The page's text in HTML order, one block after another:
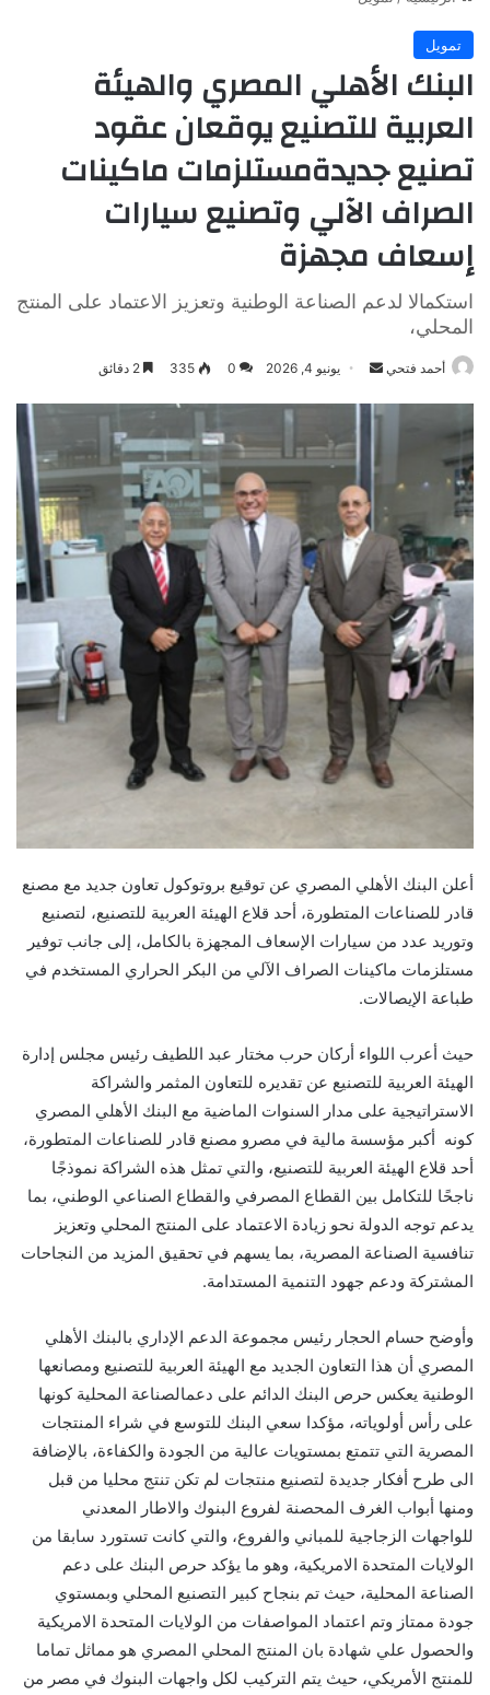
تمويل
البنك الأهلي المصري والهيئة
العربية للتصنيع يوقعان عقود
تصنيع جديدةمستلزمات ماكينات
الصراف الآلي وتصنيع سيارات
إسعاف مجهزة
استكمالا لدعم الصناعة الوطنية وتعزيز الاعتماد على المنتج
المحلي،
أحمد فتحي
أرسل يونيو 4, 2026 0
335
أعلن البنك الأهلي المصري عن توقيع بروتوكول تعاون جديد مع مصنع
قادر للصناعات المتطورة، أحد قلاع الهيئة العربية للتصنيع، لتصنيع
وتوريد عدد من سيارات الإسعاف المجهزة بالكامل، إلى جانب توفير
مستلزمات ماكينات الصراف الآلي من البكر الحراري المستخدم في
طباعة الإيصالات.
حيث أعرب اللواء أركان حرب مختار عبد اللطيف رئيس مجلس إدارة
الهيئة العربية للتصنيع عن تقديره للتعاون المثمر والشراكة
الاستراتيجية على مدار السنوات الماضية مع البنك الأهلي المصري
كونه أكبر مؤسسة مالية في مصرو مصنع قادر للصناعات المتطورة،
أحد قلاع الهيئة العربية للتصنيع، والتي تمثل هذه الشراكة نموذجًا
ناجحًا للتكامل بين القطاع المصرفي والقطاع الصناعي الوطني، بما
يدعم توجه الدولة نحو زيادة الاعتماد على المنتج المحلي وتعزيز
تنافسية الصناعة المصرية، بما يسهم في تحقيق المزيد من النجاحات
المشتركة ودعم جهود التنمية المستدامة.
وأوضح حسام الحجار رئيس مجموعة الدعم الإداري بالبنك الأهلي
المصري أن هذا التعاون الجديد مع الهيئة العربية للتصنيع ومصانعها
الوطنية يعكس حرص البنك الدائم على دعمالصناعة المحلية كونها
على رأس أولوياته، مؤكدا سعي البنك للتوسع في شراء المنتجات
المصرية التي تتمتع بمستويات عالية من الجودة والكفاءة، بالإضافة
الى طرح أفكار جديدة لتصنيع منتجات لم تكن تنتج محليا من قبل
ومنها أبواب الغرف المحصنة لفروع البنوك والاطار المعدني
للواجهات الزجاجية للمباني والفروع، والتي كانت تستورد سابقا من
الولايات المتحدة الامريكية، وهو ما يؤكد حرص البنك على دعم
الصناعة المحلية، حيث تم بنجاح كبير التصنيع المحلي وبمستوي
جودة ممتاز وتم اعتماد المواصفات من الولايات المتحدة الامريكية
والحصول علي شهادة بان المنتج المحلي المصري هو مماثل تماما
للمنتج الأمريكي، حيث يتم التركيب لكل واجهات البنوك في مصر من